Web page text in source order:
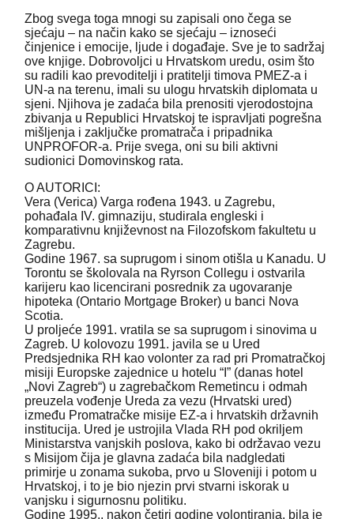
Zbog svega toga mnogi su zapisali ono čega se
sjećaju – na način kako se sjećaju – iznoseći
činjenice i emocije, ljude i događaje. Sve je to sadržaj
ove knjige. Dobrovoljci u Hrvatskom uredu, osim što
su radili kao prevoditelji i pratitelji timova PMEZ-a i
UN-a na terenu, imali su ulogu hrvatskih diplomata u
sjeni. Njihova je zadaća bila prenositi vjerodostojna
zbivanja u Republici Hrvatskoj te ispravljati pogrešna
mišljenja i zaključke promatrača i pripadnika
UNPROFOR-a. Prije svega, oni su bili aktivni
sudionici Domovinskog rata.
O AUTORICI:
Vera (Verica) Varga rođena 1943. u Zagrebu,
pohađala IV. gimnaziju, studirala engleski i
komparativnu književnost na Filozofskom fakultetu u
Zagrebu.
Godine 1967. sa suprugom i sinom otišla u Kanadu. U
Torontu se školovala na Ryrson Collegu i ostvarila
karijeru kao licencirani posrednik za ugovaranje
hipoteka (Ontario Mortgage Broker) u banci Nova
Scotia.
U proljeće 1991. vratila se sa suprugom i sinovima u
Zagreb. U kolovozu 1991. javila se u Ured
Predsjednika RH kao volonter za rad pri Promatračkoj
misiji Europske zajednice u hotelu “I” (danas hotel
„Novi Zagreb“) u zagrebačkom Remetincu i odmah
preuzela vođenje Ureda za vezu (Hrvatski ured)
između Promatračke misije EZ-a i hrvatskih državnih
institucija. Ured je ustrojila Vlada RH pod okriljem
Ministarstva vanjskih poslova, kako bi održavao vezu
s Misijom čija je glavna zadaća bila nadgledati
primirje u zonama sukoba, prvo u Sloveniji i potom u
Hrvatskoj, i to je bio njezin prvi stvarni iskorak u
vanjsku i sigurnosnu politiku.
Godine 1995., nakon četiri godine volontiranja, bila je